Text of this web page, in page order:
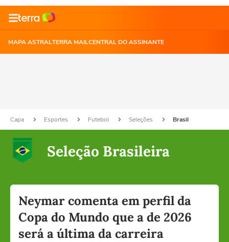
MAPA ASTRALTERRA MAILCENTRAL DO ASSINANTE
Capa Esportes Futebol Seleções Brasil
Seleção Brasileira
Neymar comenta em perfil da
Copa do Mundo que a de 2026
será a última da carreira